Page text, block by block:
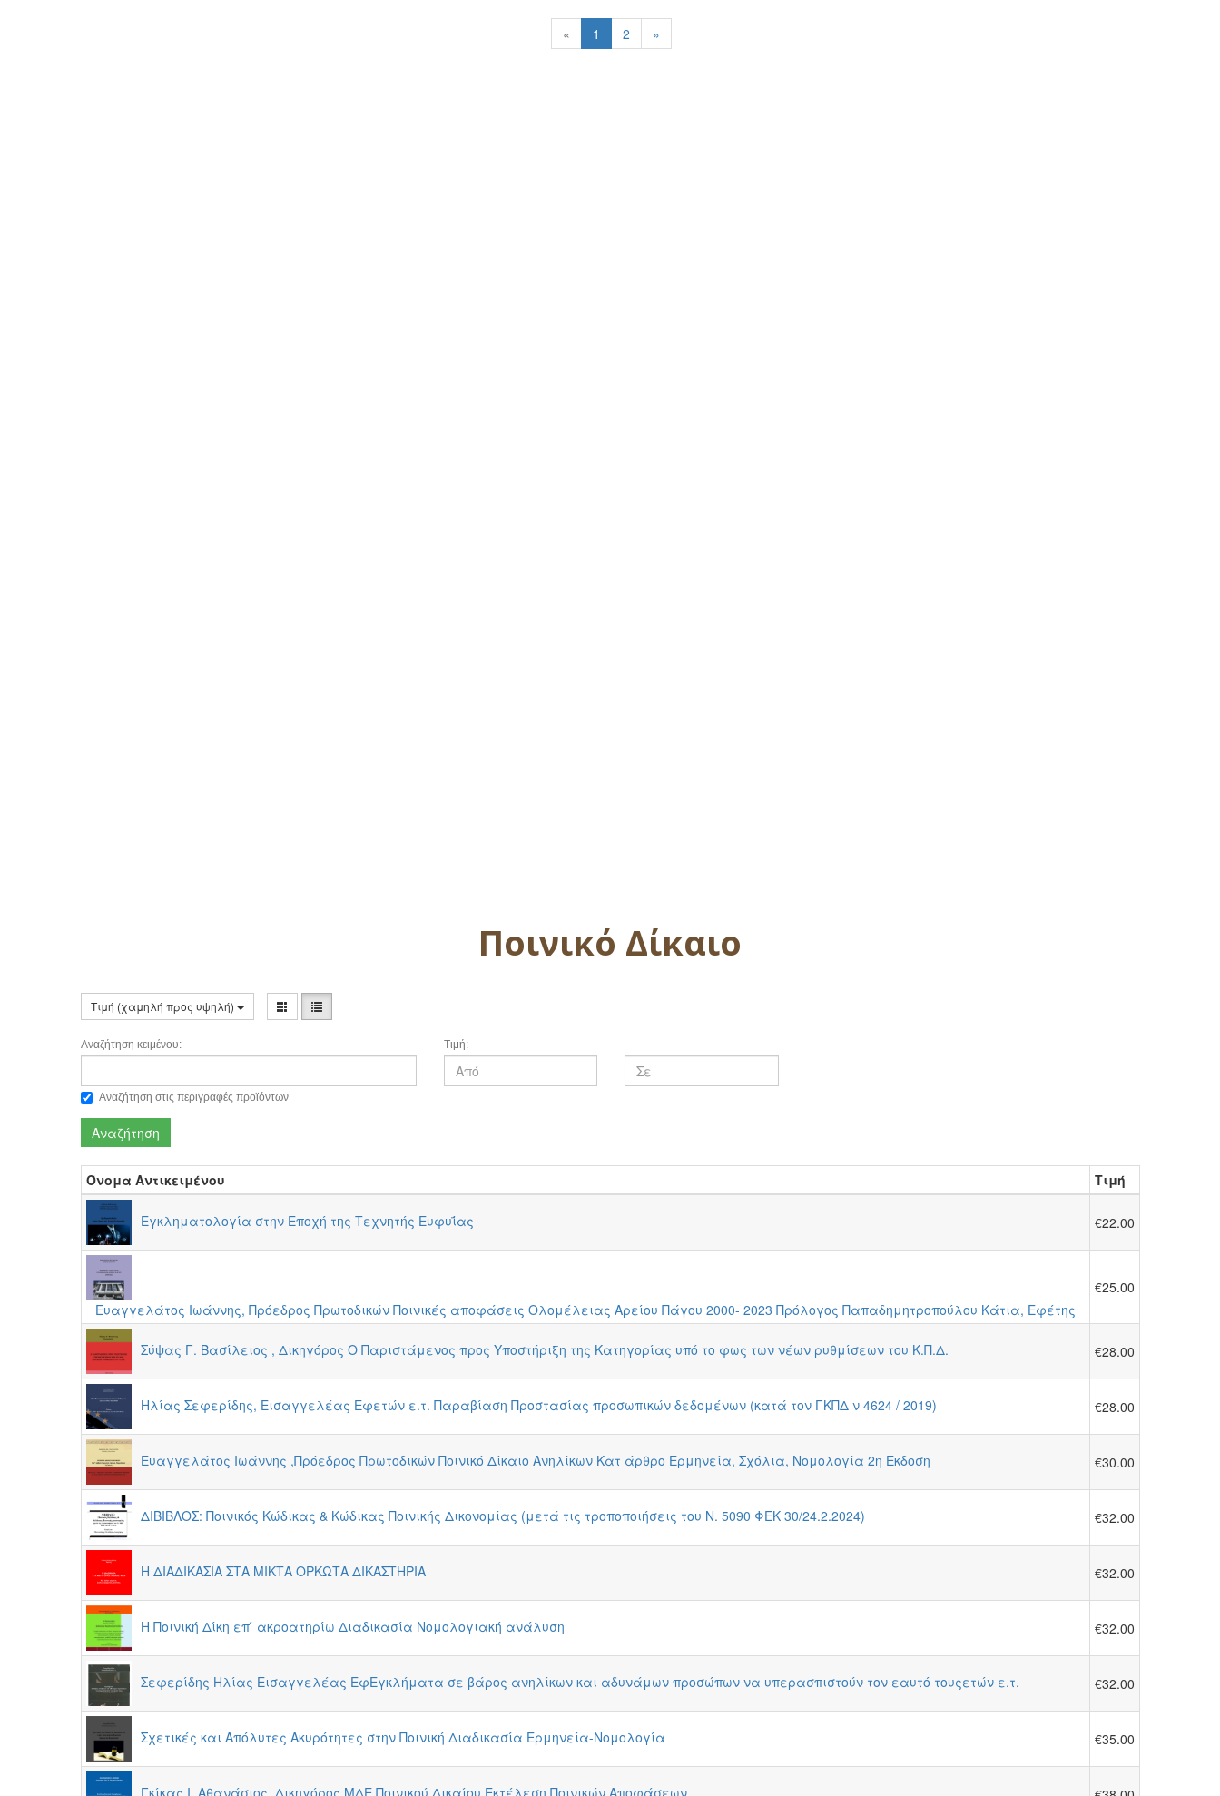
« 1 2 »
Ποινικό Δίκαιο
Τιμή (χαμηλή προς υψηλή)
Αναζήτηση κειμένου:
Αναζήτηση στις περιγραφές προϊόντων
Τιμή:
Αναζήτηση
Όνομα Αντικειμένου Τιμή
Εγκληματολογία στην Εποχή της Τεχνητής Ευφυΐας €22.00
Ευαγγελάτος Ιωάννης, Πρόεδρος Πρωτοδικών Ποινικές αποφάσεις Ολομέλειας Αρείου Πάγου 2000- 2023 Πρόλογος Παπαδημητροπούλου Κάτια, Εφέτης
€25.00
Σύψας Γ. Βασίλειος , Δικηγόρος Ο Παριστάμενος προς Υποστήριξη της Κατηγορίας υπό το φως των νέων ρυθμίσεων του Κ.Π.Δ. €28.00
Ηλίας Σεφερίδης, Εισαγγελέας Εφετών ε.τ. Παραβίαση Προστασίας προσωπικών δεδομένων (κατά τον ΓΚΠΔ ν 4624 / 2019) €28.00
Ευαγγελάτος Ιωάννης ,Πρόεδρος Πρωτοδικών Ποινικό Δίκαιο Ανηλίκων Κατ άρθρο Ερμηνεία, Σχόλια, Νομολογία 2η Έκδοση €30.00
ΔΙΒΙΒΛΟΣ: Ποινικός Κώδικας & Κώδικας Ποινικής Δικονομίας (μετά τις τροποποιήσεις του Ν. 5090 ΦΕΚ 30/24.2.2024) €32.00
Η ΔΙΑΔΙΚΑΣΙΑ ΣΤΑ ΜΙΚΤΑ ΟΡΚΩΤΑ ΔΙΚΑΣΤΗΡΙΑ €32.00
Η Ποινική Δίκη επ ́ ακροατηρίω Διαδικασία Νομολογιακή ανάλυση €32.00
Σεφερίδης Ηλίας Εισαγγελέας ΕφΕγκλήματα σε βάρος ανηλίκων και αδυνάμων προσώπων να υπερασπιστούν τον εαυτό τουςετών ε.τ. €32.00
Σχετικές και Απόλυτες Ακυρότητες στην Ποινική Διαδικασία Ερμηνεία-Νομολογία €35.00
Γκίκας Ι. Αθανάσιος, Δικηγόρος ΜΔΕ Ποινικού Δικαίου Εκτέλεση Ποινικών Αποφάσεων